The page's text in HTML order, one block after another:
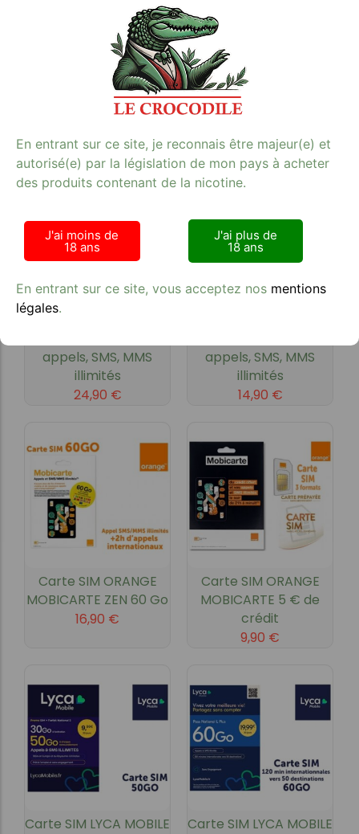
Carte SIM SFR 80 Go
appels, SMS, MMS
19,90€
Carte SIM SFR 2h 300
SMS 1Go
appels, SMS, MMS
illimités
24,90 €
appels, SMS, MMS
illimités
14,90 €
Carte SIM ORANGE
MOBICARTE ZEN 60 Go
16,90 €
Carte SIM ORANGE
MOBICARTE 5 € de
crédit
9,90 €
Carte SIM LYCA MOBILE
Carte SIM LYCA MOBILE
En entrant sur ce site, je reconnais être majeur(e) et
autorisé(e) par la législation de mon pays à acheter
des produits contenant de la nicotine.
J'ai moins de
18 ans
J'ai plus de
18 ans
En entrant sur ce site, vous acceptez nos mentions
légales.